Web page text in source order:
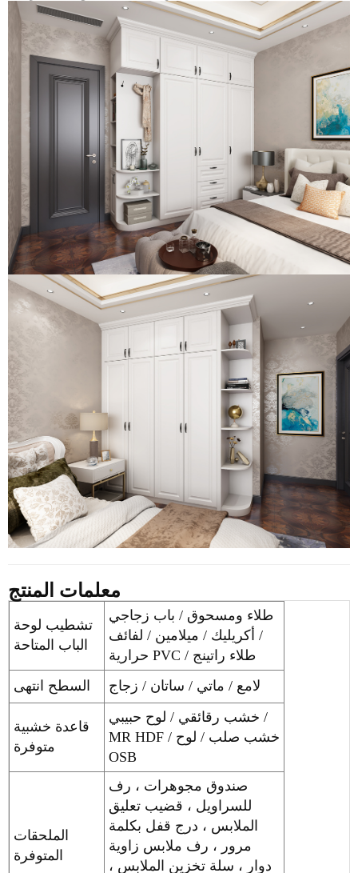
معلمات المنتج
تشطيب لوحة
الباب المتاحة
طلاء ومسحوق / باب زجاجي
/ أكريليك / ميلامين / لفائف
حرارية PVC / طلاء راتينج
السطح انتهى
لامع / ماتي / ساتان / زجاج
قاعدة خشبية
متوفرة
خشب رقائقي / لوح حبيبي /
MR HDF / خشب صلب / لوح
OSB
الملحقات
المتوفرة
صندوق مجوهرات ، رف
للسراويل ، قضيب تعليق
الملابس ، درج قفل بكلمة
مرور ، رف ملابس زاوية
دوار ، سلة تخزين الملابس ،